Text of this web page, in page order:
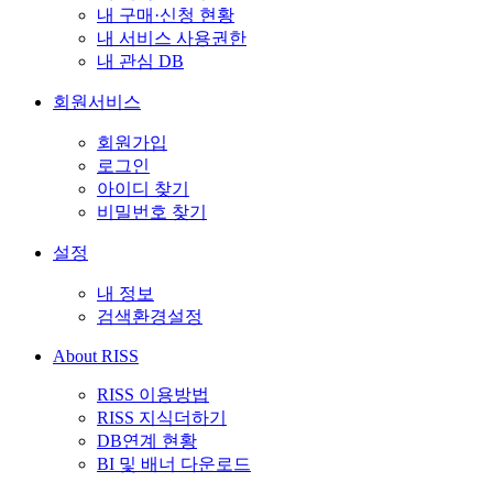
내 구매·신청 현황
내 서비스 사용권한
내 관심 DB
회원서비스
회원가입
로그인
아이디 찾기
비밀번호 찾기
설정
내 정보
검색환경설정
About RISS
RISS 이용방법
RISS 지식더하기
DB연계 현황
BI 및 배너 다운로드